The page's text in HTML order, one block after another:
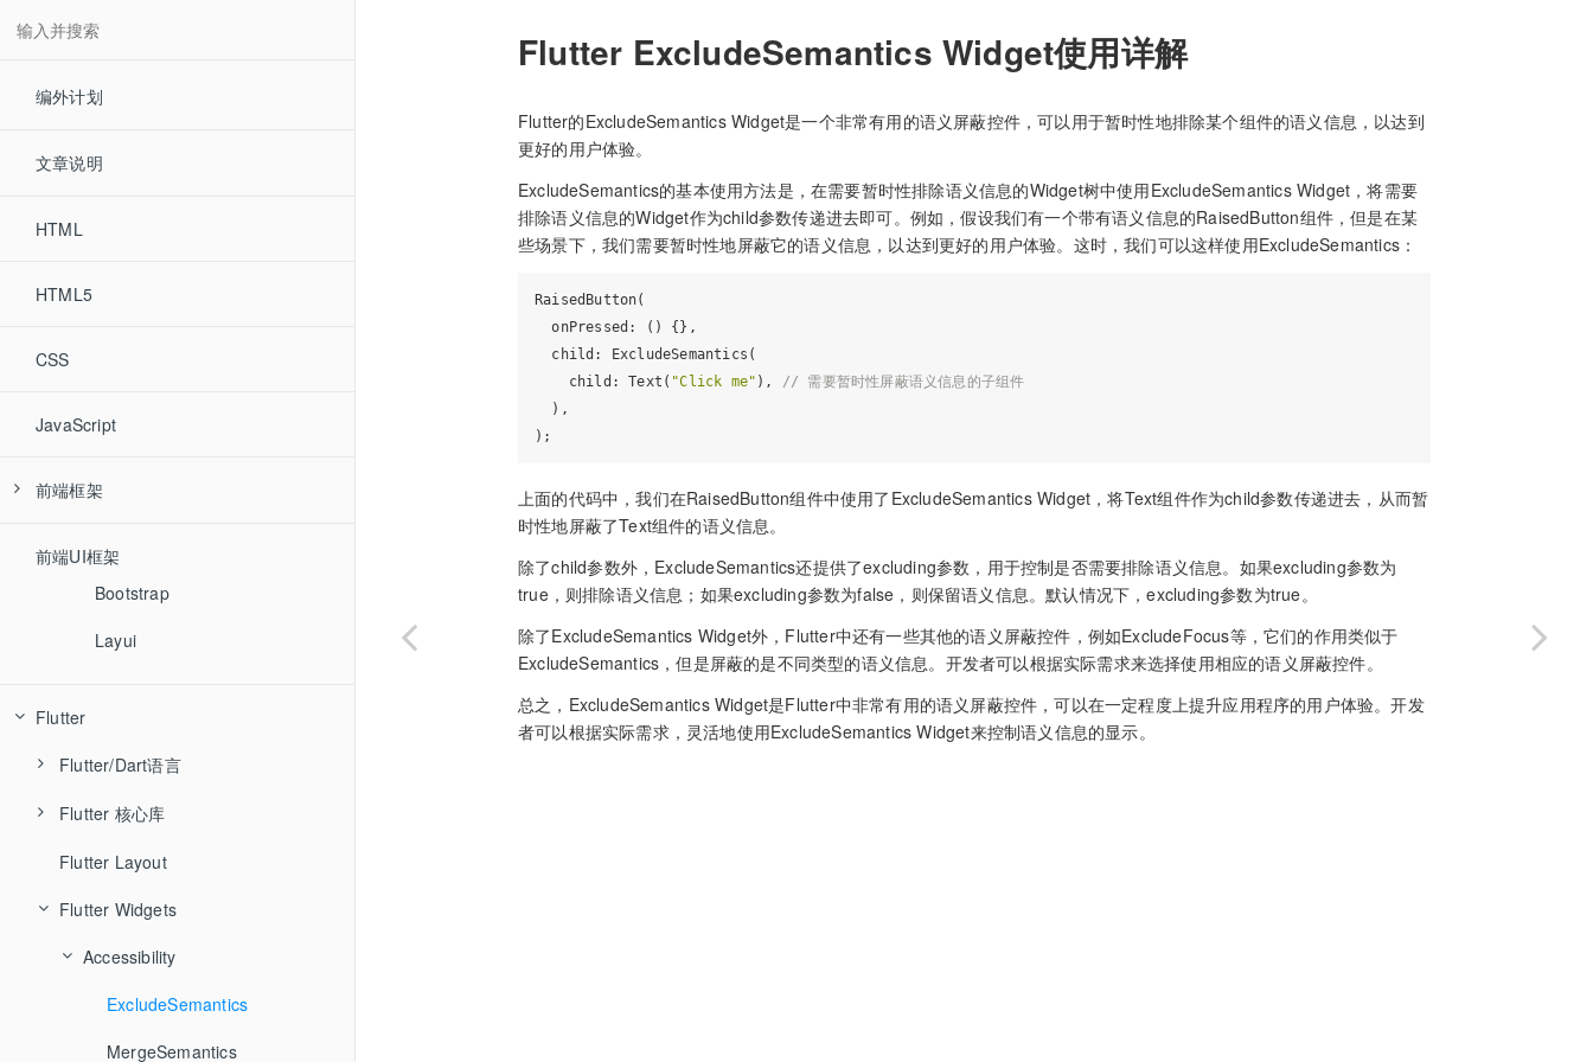
编外计划
文章说明
HTML
HTML5
CSS
JavaScript
前端框架
React
jQuery
Ember
Backbone
前端UI框架
Bootstrap
Layui
Flutter
Flutter/Dart语言
关键字
async
await
Flutter/Dart核心库
dart:async
dart:collection
dart:convert
dart:core
Flutter 核心库
animation
cupertino
foundation
gestures
material
Flutter Layout
Flutter Widgets
Accessibility
ExcludeSemantics
MergeSemantics
Flutter ExcludeSemantics Widget使用详解
Flutter的ExcludeSemantics Widget是一个非常有用的语义屏蔽控件，可以用于暂时性地排除某个组件的语义信息，以达到
更好的用户体验。
ExcludeSemantics的基本使用方法是，在需要暂时性排除语义信息的Widget树中使用ExcludeSemantics Widget，将需要
排除语义信息的Widget作为child参数传递进去即可。例如，假设我们有一个带有语义信息的RaisedButton组件，但是在某
些场景下，我们需要暂时性地屏蔽它的语义信息，以达到更好的用户体验。这时，我们可以这样使用ExcludeSemantics：
RaisedButton(
  onPressed: () {},
  child: ExcludeSemantics(
    child: Text(
"Click me" ), // 需要暂时性屏蔽语义信息的子组件
  ),
上面的代码中，我们在RaisedButton组件中使用了ExcludeSemantics Widget，将Text组件作为child参数传递进去，从而暂
时性地屏蔽了Text组件的语义信息。
除了child参数外，ExcludeSemantics还提供了excluding参数，用于控制是否需要排除语义信息。如果excluding参数为
true，则排除语义信息；如果excluding参数为false，则保留语义信息。默认情况下，excluding参数为true。
除了ExcludeSemantics Widget外，Flutter中还有一些其他的语义屏蔽控件，例如ExcludeFocus等，它们的作用类似于
ExcludeSemantics，但是屏蔽的是不同类型的语义信息。开发者可以根据实际需求来选择使用相应的语义屏蔽控件。
总之，ExcludeSemantics Widget是Flutter中非常有用的语义屏蔽控件，可以在一定程度上提升应用程序的用户体验。开发
者可以根据实际需求，灵活地使用ExcludeSemantics Widget来控制语义信息的显示。